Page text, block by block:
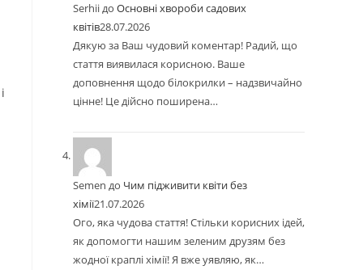
Serhiiдо Основні хвороби садових
квітів28.07.2026
Дякую за Ваш чудовий коментар! Радий, що
стаття виявилася корисною. Ваше
доповнення щодо білокрилки – надзвичайно
цінне! Це дійсно поширена…
Semen до Чим підживити квіти без
хімії21.07.2026
Ого, яка чудова стаття! Стільки корисних ідей,
як допомогти нашим зеленим друзям без
жодної краплі хімії! Я вже уявляю, як…